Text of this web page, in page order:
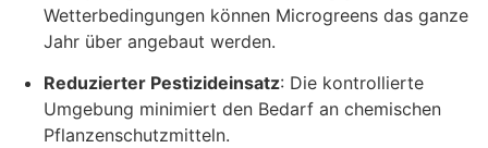
Wetterbedingungen können Microgreens das ganze
Jahr über angebaut werden.
Reduzierter Pestizideinsatz: Die kontrollierte
Umgebung minimiert den Bedarf an chemischen
Pflanzenschutzmitteln.